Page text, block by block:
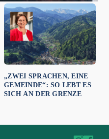
„ZWEI SPRACHEN, EINE
GEMEINDE“: SO LEBT ES
SICH AN DER GRENZE